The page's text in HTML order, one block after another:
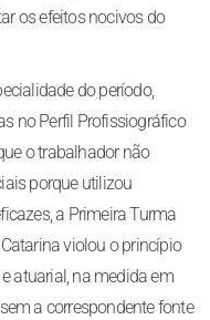
os efeitos nocivos do
do período,
no Perfil Profissiográfico
o trabalhador não
porque utilizou
a Primeira Turma
violou o princípio
atuarial, na medida em
a correspondente fonte